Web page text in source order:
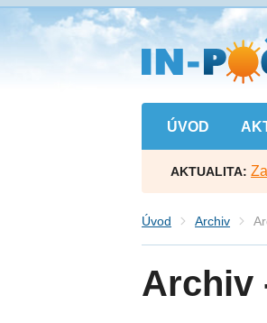
Přejít
na
hlavní
obsah
ÚVOD
AKTUALITA:
Úvod Archiv
Archiv